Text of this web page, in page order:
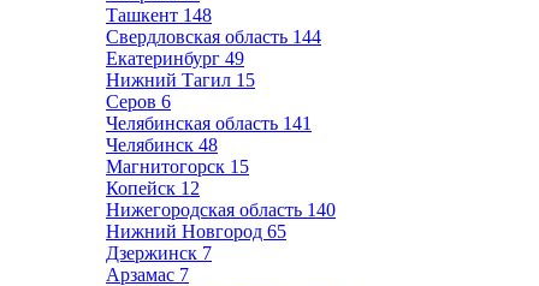
Ташкент 148
Свердловская область 144
Екатеринбург 49
Нижний Тагил 15
Серов 6
Челябинская область 141
Челябинск 48
Магнитогорск 15
Копейск 12
Нижегородская область 140
Нижний Новгород 65
Дзержинск 7
Арзамас 7